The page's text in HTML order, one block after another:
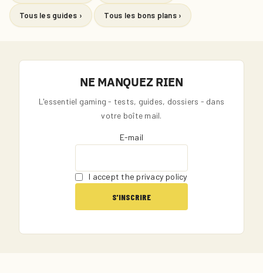
Tous les guides › Tous les bons plans ›
NE MANQUEZ RIEN
L'essentiel gaming - tests, guides, dossiers - dans
votre boîte mail.
E-mail
I accept the privacy policy